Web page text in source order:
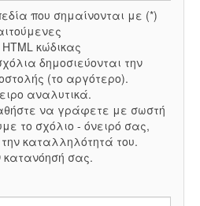
που σημαίνονται με (*)
κώδικας
δημοσιεύονται την
(το αργότερο).
αναλυτικά.
να γράφετε με σωστή
το σχόλιο - όνειρό σας,
καταλληλότητά του.
κατανόησή σας.